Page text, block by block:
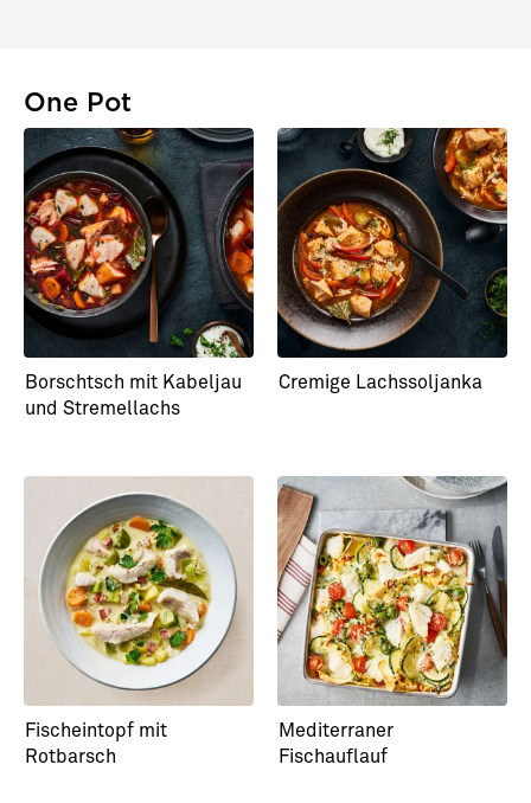
Lachs mit japanischem
Lack
Brunch-Bowl mit
Stremellachs
One Pot
Borschtsch mit Kabeljau
und Stremellachs
Cremige Lachssoljanka
Fischeintopf mit
Rotbarsch
Mediterraner
Fischauflauf